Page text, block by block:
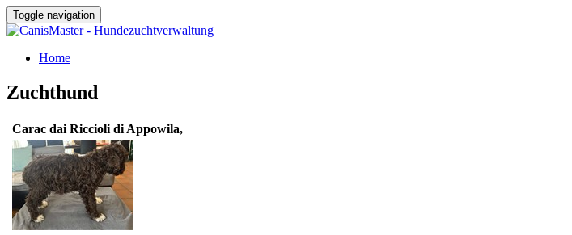
Toggle navigation
Home
Zuchthund
Carac dai Riccioli di Appowila,